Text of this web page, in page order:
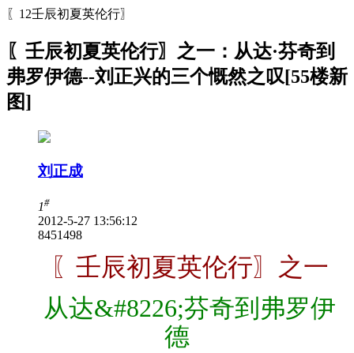
〖12壬辰初夏英伦行〗
〖壬辰初夏英伦行〗之一：从达·芬奇到
弗罗伊德--刘正兴的三个慨然之叹[55楼新
图]
刘正成
1#
2012-5-27 13:56:12
8451498
〖壬辰初夏英伦行〗之一
从达&#8226;芬奇到弗罗伊
德